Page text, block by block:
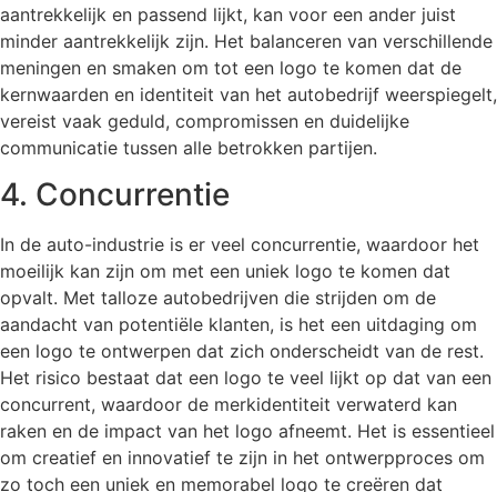
aantrekkelijk en passend lijkt, kan voor een ander juist
minder aantrekkelijk zijn. Het balanceren van verschillende
meningen en smaken om tot een logo te komen dat de
kernwaarden en identiteit van het autobedrijf weerspiegelt,
vereist vaak geduld, compromissen en duidelijke
communicatie tussen alle betrokken partijen.
4. Concurrentie
In de auto-industrie is er veel concurrentie, waardoor het
moeilijk kan zijn om met een uniek logo te komen dat
opvalt. Met talloze autobedrijven die strijden om de
aandacht van potentiële klanten, is het een uitdaging om
een logo te ontwerpen dat zich onderscheidt van de rest.
Het risico bestaat dat een logo te veel lijkt op dat van een
concurrent, waardoor de merkidentiteit verwaterd kan
raken en de impact van het logo afneemt. Het is essentieel
om creatief en innovatief te zijn in het ontwerpproces om
zo toch een uniek en memorabel logo te creëren dat